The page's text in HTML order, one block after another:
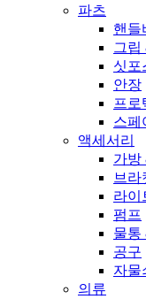
파츠
핸들
그립
싯포
안장
프로
스페
액세서리
가방
브라
라이
펌프
물통
공구
자물
의류